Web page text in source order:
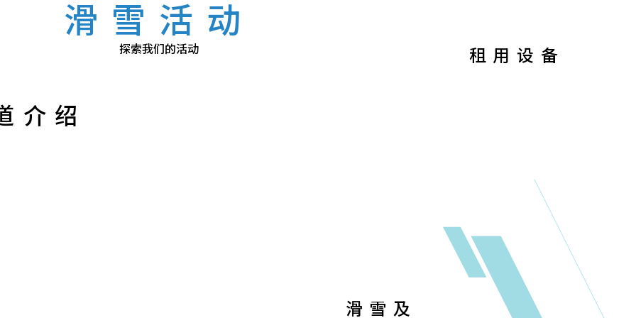
滑雪活动
探索我们的活动
介绍
租用设备
滑雪及